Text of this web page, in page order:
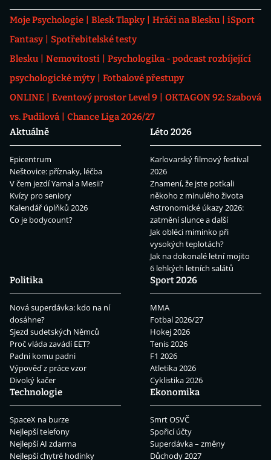
Moje Psychologie Blesk Tlapky Hráči na Blesku
iSport
Fantasy
Spotřebitelské testy
Blesku
Nemovitosti
Psychologika - podcast rozbíjející
psychologické mýty
Fotbalové přestupy
ONLINE
Eventový prostor Level 9
OKTAGON 92: Szabová
vs. Pudilová
Chance Liga 2026/27
Aktuálně
Epicentrum
Neštovice: příznaky, léčba
V čem jezdí Yamal a Mesii?
Kvízy pro seniory
Kalendář úplňků 2026
Co je bodycount?
Léto 2026
Karlovarský filmový festival
2026
Znamení, že jste potkali
někoho z minulého života
Astronomické úkazy 2026:
zatmění slunce a další
Jak obléci miminko při
vysokých teplotách?
Jak na dokonalé letní mojito
6 lehkých letních salátů
Politika
Nová superdávka: kdo na ní
dosáhne?
Sjezd sudetských Němců
Proč vláda zavádí EET?
Padni komu padni
Výpověď z práce vzor
Divoký kačer
Sport 2026
MMA
Fotbal 2026/27
Hokej 2026
Tenis 2026
F1 2026
Atletika 2026
Cyklistika 2026
Technologie
SpaceX na burze
Nejlepší telefony
Nejlepší AI zdarma
Nejlepší chytré hodinky
Ekonomika
Smrt OSVČ
Spořicí účty
Superdávka – změny
Důchody 2027